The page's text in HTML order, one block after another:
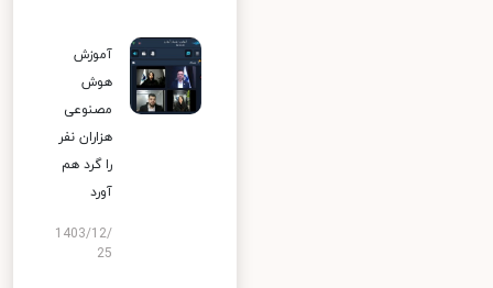
آموزش
هوش
مصنوعی
هزاران نفر
را گرد هم
آورد
1403/12/
25